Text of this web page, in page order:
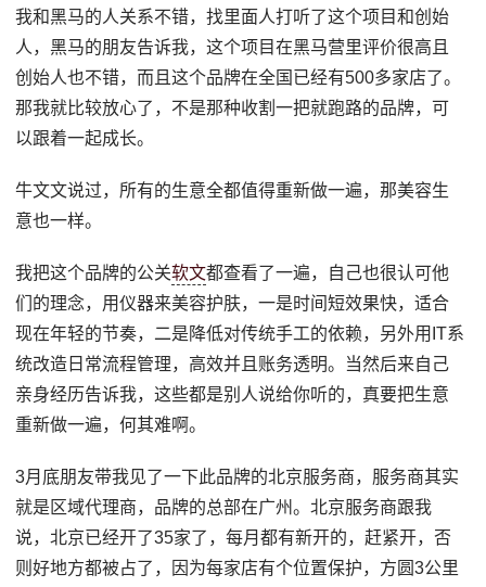
我和黑马的人关系不错，找里面人打听了这个项目和创始
人，黑马的朋友告诉我，这个项目在黑马营里评价很高且
创始人也不错，而且这个品牌在全国已经有500多家店了。
那我就比较放心了，不是那种收割一把就跑路的品牌，可
以跟着一起成长。
牛文文说过，所有的生意全都值得重新做一遍，那美容生
意也一样。
我把这个品牌的公关软文都查看了一遍，自己也很认可他
们的理念，用仪器来美容护肤，一是时间短效果快，适合
现在年轻的节奏，二是降低对传统手工的依赖，另外用IT系
统改造日常流程管理，高效并且账务透明。当然后来自己
亲身经历告诉我，这些都是别人说给你听的，真要把生意
重新做一遍，何其难啊。
3月底朋友带我见了一下此品牌的北京服务商，服务商其实
就是区域代理商，品牌的总部在广州。北京服务商跟我
说，北京已经开了35家了，每月都有新开的，赶紧开，否
则好地方都被占了，因为每家店有个位置保护，方圆3公里